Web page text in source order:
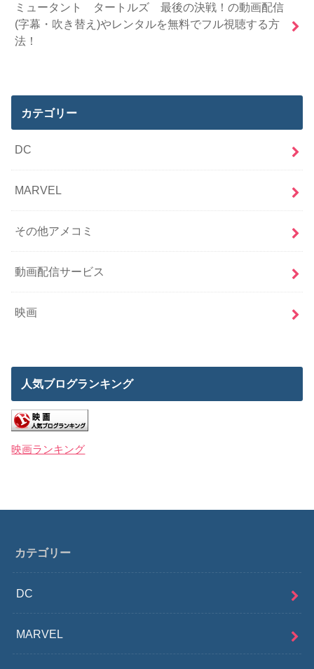
ミュータント タートルズ 最後の決戦！の動画配信
(字幕・吹き替え)やレンタルを無料でフル視聴する方
法！
カテゴリー
DC
MARVEL
その他アメコミ
動画配信サービス
映画
人気ブログランキング
映画ランキング
カテゴリー
DC
MARVEL